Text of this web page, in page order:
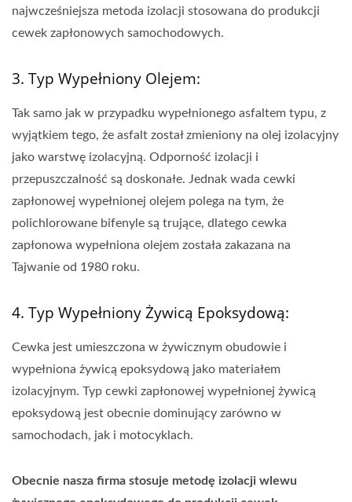
najwcześniejsza metoda izolacji stosowana do produkcji
cewek zapłonowych samochodowych.
3. Typ Wypełniony Olejem:
Tak samo jak w przypadku wypełnionego asfaltem typu, z
wyjątkiem tego, że asfalt został zmieniony na olej izolacyjny
jako warstwę izolacyjną. Odporność izolacji i
przepuszczalność są doskonałe. Jednak wada cewki
zapłonowej wypełnionej olejem polega na tym, że
polichlorowane bifenyle są trujące, dlatego cewka
zapłonowa wypełniona olejem została zakazana na
Tajwanie od 1980 roku.
4. Typ Wypełniony Żywicą Epoksydową:
Cewka jest umieszczona w żywicznym obudowie i
wypełniona żywicą epoksydową jako materiałem
izolacyjnym. Typ cewki zapłonowej wypełnionej żywicą
epoksydową jest obecnie dominujący zarówno w
samochodach, jak i motocyklach.
Obecnie nasza firma stosuje metodę izolacji wlewu